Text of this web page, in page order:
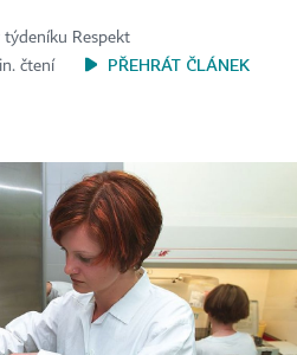
týdeníku Respekt
čtení
PŘEHRÁT ČLÁNEK